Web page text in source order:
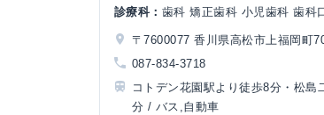
診療科： 歯科 矯正歯科 小児歯科 歯科
〒7600077 香川県高松市上福岡町
087-834-3718
コトデン花園駅より徒歩8分・松島
分 / バス,自動車